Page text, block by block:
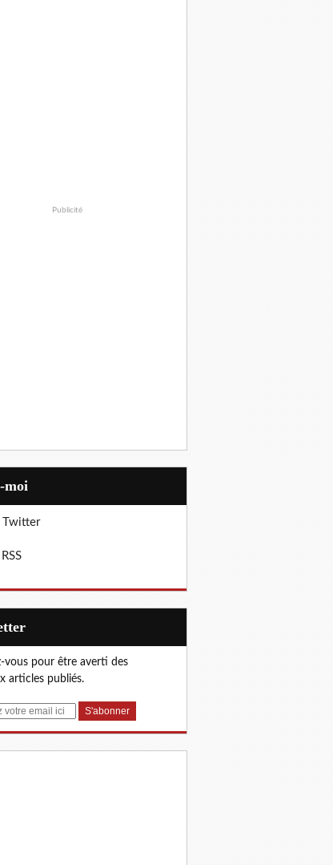
Publicité
moi
Twitter
vous pour être averti des
articles publiés.